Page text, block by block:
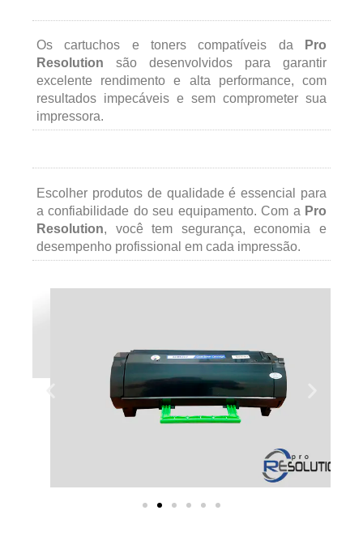
Os cartuchos e toners compatíveis da
Pro
Resolution são desenvolvidos para garantir
excelente rendimento e alta performance, com
resultados impecáveis e sem comprometer sua
impressora.
Escolher produtos de qualidade é essencial para
a confiabilidade do seu equipamento. Com a Pro
Resolution, você tem segurança, economia e
desempenho profissional em cada impressão.